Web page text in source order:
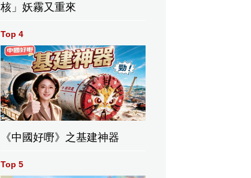
核」妖霧又重來
Top 4
《中國好嘢》之基建神器
Top 5